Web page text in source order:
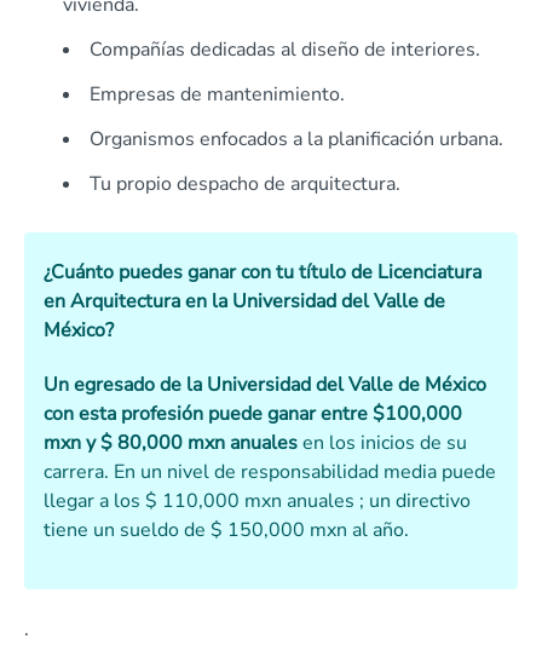
Compañías dedicadas al diseño de interiores.
Empresas de mantenimiento.
Organismos enfocados a la planificación urbana.
Tu propio despacho de arquitectura.
¿Cuánto puedes ganar con tu título de Licenciatura
en Arquitectura en la Universidad del Valle de
México?
Un egresado de la Universidad del Valle de México
con esta profesión puede ganar entre $100,000
mxn y $ 80,000 mxn anualesen los inicios de su
carrera. En un nivel de responsabilidad media puede
llegar a los $ 110,000 mxn anuales ; un directivo
tiene un sueldo de $ 150,000 mxn al año.
.